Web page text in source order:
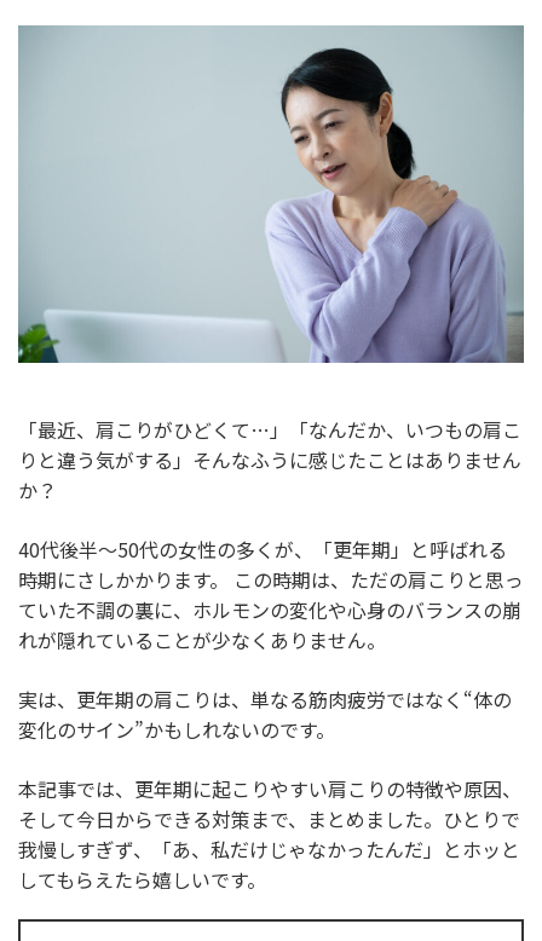
「最近、肩こりがひどくて…」「なんだか、いつもの肩こ
りと違う気がする」そんなふうに感じたことはありません
か？
40代後半〜50代の女性の多くが、「更年期」と呼ばれる
時期にさしかかります。 この時期は、ただの肩こりと思っ
ていた不調の裏に、ホルモンの変化や心身のバランスの崩
れが隠れていることが少なくありません。
実は、更年期の肩こりは、単なる筋肉疲労ではなく“体の
変化のサイン”かもしれないのです。
本記事では、更年期に起こりやすい肩こりの特徴や原因、
そして今日からできる対策まで、まとめました。ひとりで
我慢しすぎず、「あ、私だけじゃなかったんだ」とホッと
してもらえたら嬉しいです。